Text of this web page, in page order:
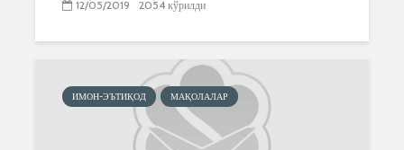
12/05/2019 2054 кўрилди
ИМОН-ЭЪТИҚОД МАҚОЛАЛАР